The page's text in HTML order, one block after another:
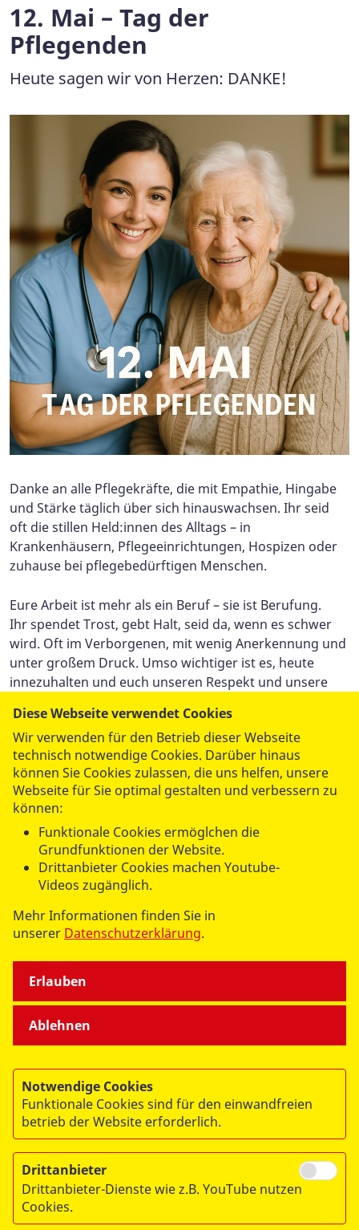
12. Mai – Tag der
Pflegenden
Heute sagen wir von Herzen: DANKE!
Danke an alle Pflegekräfte, die mit Empathie, Hingabe
und Stärke täglich über sich hinauswachsen. Ihr seid
oft die stillen Held:innen des Alltags – in
Krankenhäusern, Pflegeeinrichtungen, Hospizen oder
zuhause bei pflegebedürftigen Menschen.
Eure Arbeit ist mehr als ein Beruf – sie ist Berufung.
Ihr spendet Trost, gebt Halt, seid da, wenn es schwer
wird. Oft im Verborgenen, mit wenig Anerkennung und
unter großem Druck. Umso wichtiger ist es, heute
innezuhalten und euch unseren Respekt und unsere
Lasst uns gemeinsam den Blick auf die Pflege richten –
nicht nur heute, sondern jeden Tag.
Ihr seid systemrelevant. Ihr seid menschlich. Ihr seid
unverzichtbar.
Region Südbaden
Impressum
Datenschutz
Diese Webseite verwendet Cookies
Wir verwenden für den Betrieb dieser Webseite
technisch notwendige Cookies. Darüber hinaus
können Sie Cookies zulassen, die uns helfen, unsere
Webseite für Sie optimal gestalten und verbessern zu
können:
Funktionale Cookies ermöglchen die
Grundfunktionen der Website.
Drittanbieter Cookies machen Youtube-
Videos zugänglich.
Mehr Informationen finden Sie in
unserer Datenschutzerklärung.
Ablehnen
Erlauben
Notwendige Cookies
Funktionale Cookies sind für den einwandfreien
betrieb der Website erforderlich.
Drittanbieter
Drittanbieter-Dienste wie z.B. YouTube nutzen
Cookies.